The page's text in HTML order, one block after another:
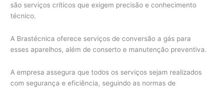
são serviços críticos que exigem precisão e conhecimento
técnico.
A Brastécnica oferece serviços de conversão a gás para
esses aparelhos, além de conserto e manutenção preventiva.
A empresa assegura que todos os serviços sejam realizados
com segurança e eficiência, seguindo as normas de